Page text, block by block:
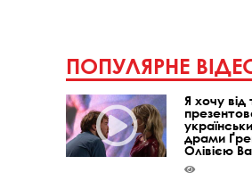
ПОПУЛЯРНЕ
Я хочу
драми
Олівією